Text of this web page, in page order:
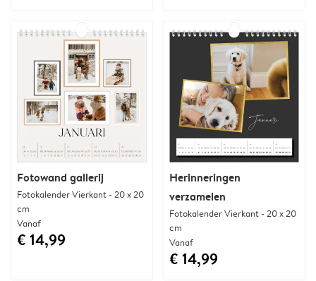
Fotowand gallerij
Fotokalender Vierkant - 20 x 20
cm
Vanaf
€ 14,99
Herinneringen
verzamelen
Fotokalender Vierkant - 20 x 20
cm
Vanaf
€ 14,99